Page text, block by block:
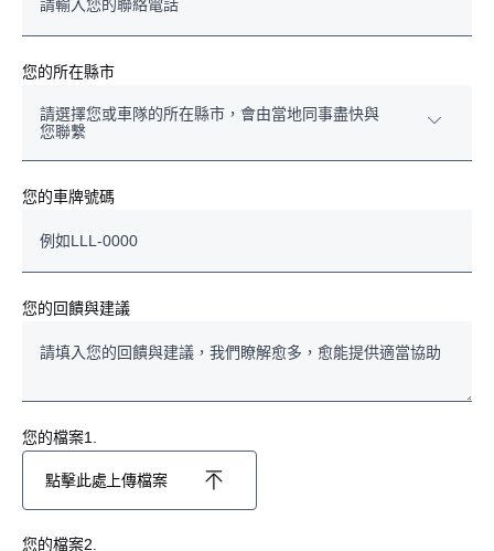
您的所在縣市
請選擇您或車隊的所在縣市，會由當地同事盡快與
您聯繫
基隆市
臺北市
新北市
桃園市
新竹縣
苗栗縣
您的車牌號碼
您的回饋與建議
您的檔案1.
點擊此處上傳檔案
您的檔案2.